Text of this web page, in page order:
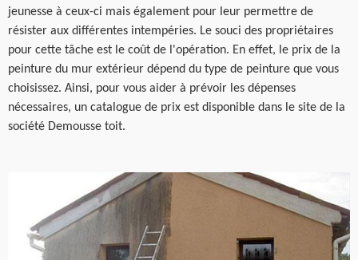
jeunesse à ceux-ci mais également pour leur permettre de
résister aux différentes intempéries. Le souci des propriétaires
pour cette tâche est le coût de l'opération. En effet, le prix de la
peinture du mur extérieur dépend du type de peinture que vous
choisissez. Ainsi, pour vous aider à prévoir les dépenses
nécessaires, un catalogue de prix est disponible dans le site de la
société Demousse toit.